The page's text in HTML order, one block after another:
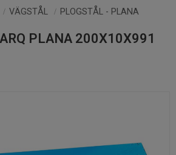
VÄGSTÅL PLOGSTÅL - PLANA
PLANA 200X10X991